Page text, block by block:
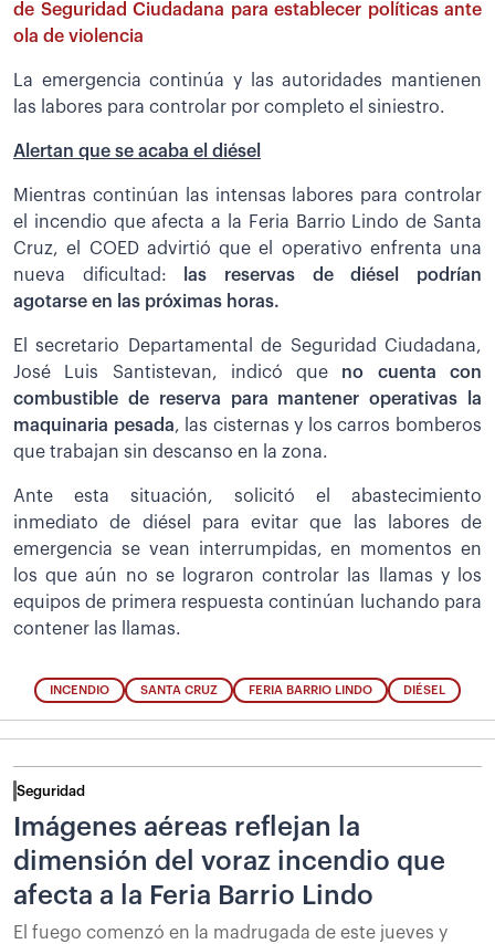
de Seguridad Ciudadana para establecer políticas ante
ola de violencia
La emergencia continúa y las autoridades mantienen
las labores para controlar por completo el siniestro.
Alertan que se acaba el diésel
Mientras continúan las intensas labores para controlar
el incendio que afecta a la Feria Barrio Lindo de Santa
Cruz, el COED advirtió que el operativo enfrenta una
nueva dificultad:
las reservas de diésel podrían
agotarse en las próximas horas.
El secretario Departamental de Seguridad Ciudadana,
José Luis Santistevan, indicó que no cuenta con
combustible de reserva para mantener operativas la
maquinaria pesada, las cisternas y los carros bomberos
que trabajan sin descanso en la zona.
Ante esta situación, solicitó el abastecimiento
inmediato de diésel para evitar que las labores de
emergencia se vean interrumpidas, en momentos en
los que aún no se lograron controlar las llamas y los
equipos de primera respuesta continúan luchando para
contener las llamas.
INCENDIO SANTA CRUZ FERIA BARRIO LINDO DIÉSEL
Seguridad
Imágenes aéreas reflejan la
dimensión del voraz incendio que
afecta a la Feria Barrio Lindo
El fuego comenzó en la madrugada de este jueves y